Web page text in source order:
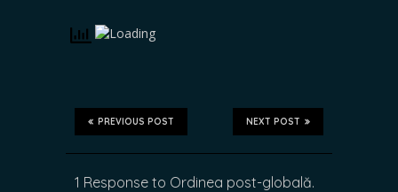
NEXT POST
PREVIOUS POST
1 Response to Ordinea post-globală.